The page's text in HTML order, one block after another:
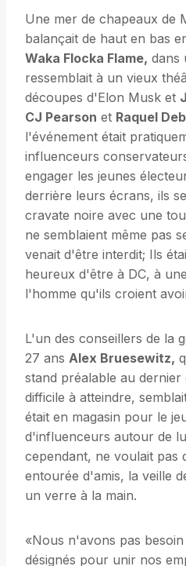
Une mer de chapeaux de
balançait de haut en bas
Waka Flocka Flame, dans
ressemblait à un vieux
découpes d'Elon Musk et
CJ Pearson et Raquel
l'événement était
influenceurs
engager les jeunes
derrière leurs écrans, ils
cravate noire avec une
ne semblaient même pas
venait d'être interdit; Ils
heureux d'être à DC, à
l'homme qu'ils croient
L'un des conseillers de la
27 ans Alex Bruesewitz,
stand préalable au dernier
difficile à atteindre,
était en magasin pour le
d'influenceurs autour de
cependant, ne voulait pas
entourée d'amis, la veille
un verre à la main.
«Nous n'avons pas
désignés pour unir nos